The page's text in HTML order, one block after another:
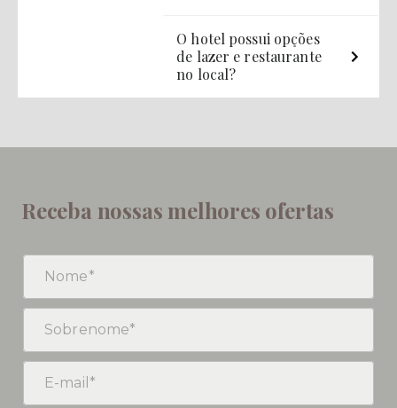
O hotel possui opções
de lazer e restaurante
no local?
Receba nossas melhores ofertas